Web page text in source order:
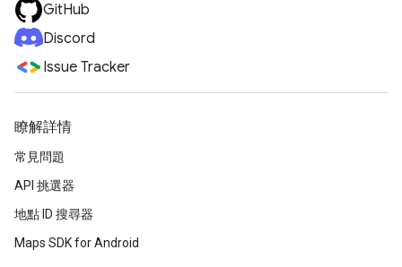
GitHub
Discord
Issue Tracker
瞭解詳情
常見問題
API 挑選器
地點 ID 搜尋器
Maps SDK for Android